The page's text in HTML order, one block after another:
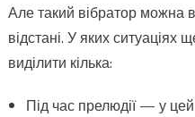
Але такий вібратор можна
відстані. У яких
виділити кілька:
Під час прелюдії — у